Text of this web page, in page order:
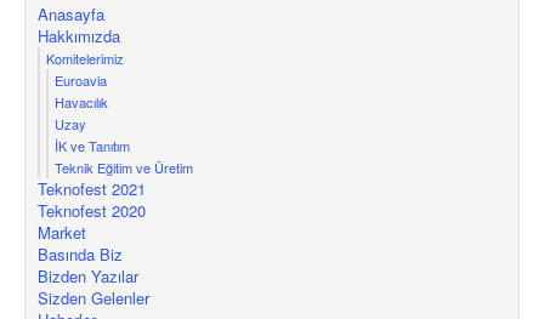
Anasayfa
Hakkımızda
Komitelerimiz
Euroavia
Havacılık
Uzay
İK ve Tanıtım
Teknik Eğitim ve Üretim
Teknofest 2021
Teknofest 2020
Market
Basında Biz
Bizden Yazılar
Sizden Gelenler